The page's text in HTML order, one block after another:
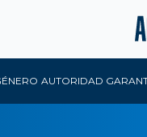
AUTORIDAD